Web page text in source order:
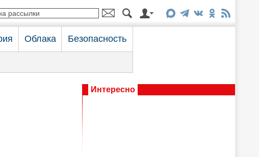
Облака Безопасность
Интересно